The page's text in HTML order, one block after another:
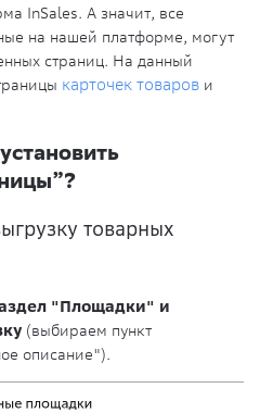
InSales. А значит, все
на нашей платформе, могут
страниц. На данный
карточек товаров и
товарных
"Площадки" и
(выбираем пункт
описание").